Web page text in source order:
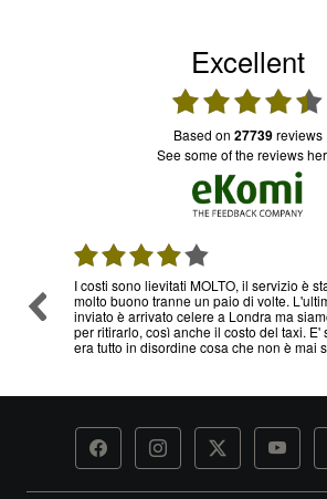
Excellent
based on 27739reviews
see some of the reviews
04.08.2026
stato sempre
che ho
stati chiamati
stato rovesciato,
successo.
Ottimo servizio e prezzi, ritiro
problema , sono già diverse
servizio